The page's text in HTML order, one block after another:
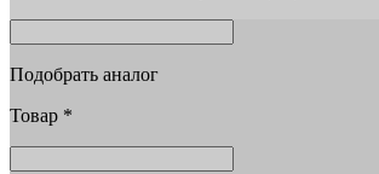
Подобрать аналог
Товар *